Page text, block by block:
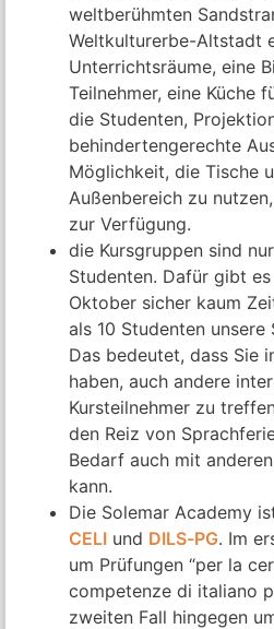
weltberühmten
Weltkulturerbe-Altstadt
Unterrichtsräume, eine
Teilnehmer, eine Küche
die Studenten,
behindertengerechte
Möglichkeit, die Tische
Außenbereich zu
zur Verfügung.
die Kursgruppen sind
Studenten. Dafür gibt
Oktober sicher kaum
als 10 Studenten unsere
Das bedeutet, dass Sie
haben, auch andere
Kursteilnehmer zu
den Reiz von
Bedarf auch mit
kann.
Die Solemar Academy
CELI und DILS-PG. Im
um Prüfungen “per la
competenze di italiano
zweiten Fall hingegen